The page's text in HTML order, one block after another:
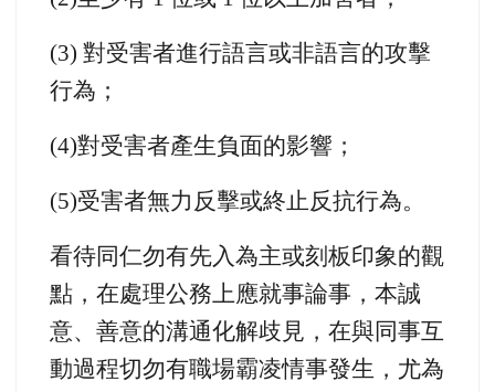
(3) 對受害者進行語言或非語言的攻擊
行為；
(4)對受害者產生負面的影響；
(5)受害者無力反擊或終止反抗行為。
看待同仁勿有先入為主或刻板印象的觀
點，在處理公務上應就事論事，本誠
意、善意的溝通化解歧見，在與同事互
動過程切勿有職場霸凌情事發生，尤為